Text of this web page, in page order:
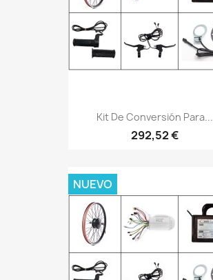
Kit De Conversión Para...
292,52 €
NUEVO